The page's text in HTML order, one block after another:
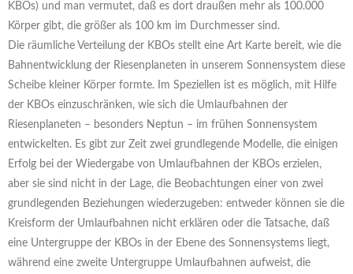
KBOs) und man vermutet, daß es dort draußen mehr als 100.000
Körper gibt, die größer als 100 km im Durchmesser sind.
Die räumliche Verteilung der KBOs stellt eine Art Karte bereit, wie die
Bahnentwicklung der Riesenplaneten in unserem Sonnensystem diese
Scheibe kleiner Körper formte. Im Speziellen ist es möglich, mit Hilfe
der KBOs einzuschränken, wie sich die Umlaufbahnen der
Riesenplaneten – besonders Neptun – im frühen Sonnensystem
entwickelten. Es gibt zur Zeit zwei grundlegende Modelle, die einigen
Erfolg bei der Wiedergabe von Umlaufbahnen der KBOs erzielen,
aber sie sind nicht in der Lage, die Beobachtungen einer von zwei
grundlegenden Beziehungen wiederzugeben: entweder können sie die
Kreisform der Umlaufbahnen nicht erklären oder die Tatsache, daß
eine Untergruppe der KBOs in der Ebene des Sonnensystems liegt,
während eine zweite Untergruppe Umlaufbahnen aufweist, die